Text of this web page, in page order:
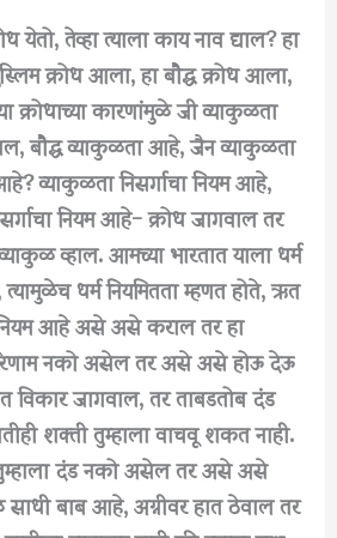
येतो, तेव्हा त्याला काय नाव द्याल? हा
क्रोध आला, हा बौद्ध क्रोध आला,
कारणांमुळे जी व्याकुळता
बौद्ध व्याकुळता आहे, जैन व्याकुळता
व्याकुळता निसर्गाचा नियम आहे,
नियम आहे- क्रोध जागवाल तर
व्हाल. आमच्या भारतात याला धर्म
धर्म नियमितता म्हणत होते, ऋत
आहे असे असे कराल तर हा
नको असेल तर असे असे होऊ देऊ
विकार जागवाल, तर ताबडतोब दंड
शक्ती तुम्हाला वाचवू शकत नाही.
दंड नको असेल तर असे असे
बाब आहे, अग्नीवर हात ठेवाल तर